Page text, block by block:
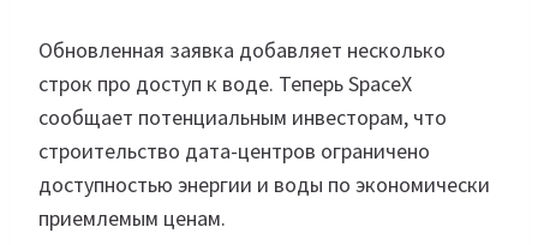
Обновленная заявка добавляет несколько
строк про доступ к воде. Теперь SpaceX
сообщает потенциальным инвесторам, что
строительство дата-центров ограничено
доступностью энергии и воды по экономически
приемлемым ценам.